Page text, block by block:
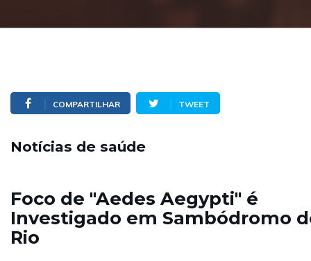
COMPARTILHAR TWEET
Notícias de saúde
Foco de "Aedes Aegypti" é
Investigado em Sambódromo
Rio